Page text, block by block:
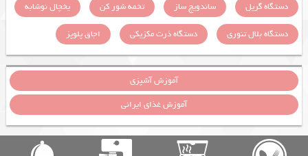
دستگاه گریل
ساندویچ ساز تخمه شور کن
یخچال نوشابه
دستگاه بلال تنوری
دستگاه ذرت مکزیکی اجاق پلوپز
آموزش آشپزی
آموزش غذای ایرانی